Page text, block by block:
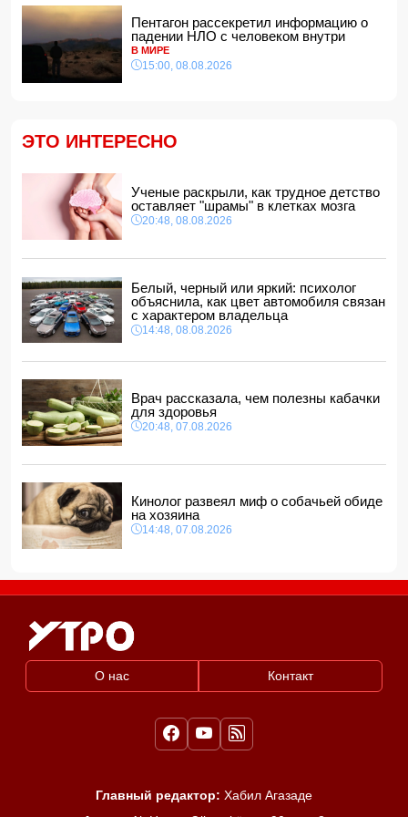
В Агдашском районе расследуется конфликт, связанный
с церемонией помолвки с участием
несовершеннолетней
14:28, 08.08.2026
Найдено тело утонувшего в море 16-летнего юноши
обвинений в адрес Инфантино
ВС РФ взяли под контроль Ивановку в Харьковской
области
14:04, 08.08.2026
Прогноз погоды в Азербайджане на 9 августа
14:00, 08.08.2026
Никол Пашинян позвонил Ильхаму Алиеву
12:48, 08.08.2026
СМИ: США ищут на Кубе фигуру для повторения
"венесуэльского сценария"
Пентагон рассекретил информацию о
падении НЛО с человеком внутри
В МИРЕ
15:00, 08.08.2026
ЭТО ИНТЕРЕСНО
Ученые раскрыли, как трудное детство
оставляет "шрамы" в клетках мозга
20:48, 08.08.2026
Белый, черный или яркий: психолог
объяснила, как цвет автомобиля связан
с характером владельца
14:48, 08.08.2026
Врач рассказала, чем полезны кабачки
для здоровья
20:48, 07.08.2026
Кинолог развеял миф о собачьей обиде
на хозяина
14:48, 07.08.2026
О нас Контакт
Главный редактор: Хабил Агазаде